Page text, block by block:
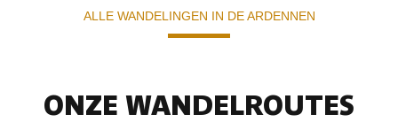
ALLE WANDELINGEN IN DE ARDENNEN
ONZE WANDELROUTES